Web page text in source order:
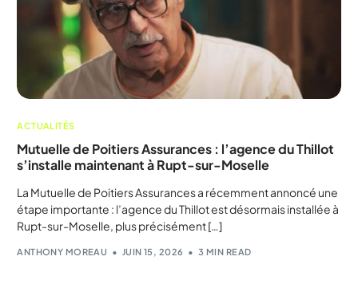
ACTUALITÉS
Mutuelle de Poitiers Assurances : l’agence du Thillot
s’installe maintenant à Rupt-sur-Moselle
La Mutuelle de Poitiers Assurances a récemment annoncé une
étape importante : l’agence du Thillot est désormais installée à
Rupt-sur-Moselle, plus précisément […]
ANTHONY MOREAU JUIN 15, 2026 3 MIN READ